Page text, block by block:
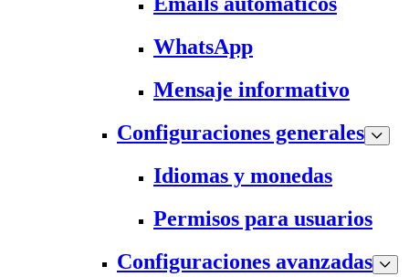
WhatsApp
Mensaje informativo
Configuraciones generales
Idiomas y monedas
Permisos para usuarios
Configuraciones avanzadas